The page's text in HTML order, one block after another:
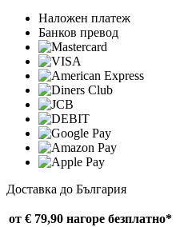
Наложен платеж
Банков превод
Доставка до България
от € 79,90 нагоре безплатно*